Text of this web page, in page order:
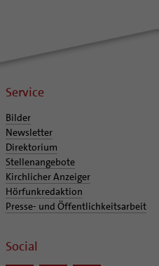
Service
Bilder
Newsletter
Direktorium
Stellenangebote
Kirchlicher Anzeiger
Hörfunkredaktion
Presse- und Öffentlichkeitsarbeit
Social